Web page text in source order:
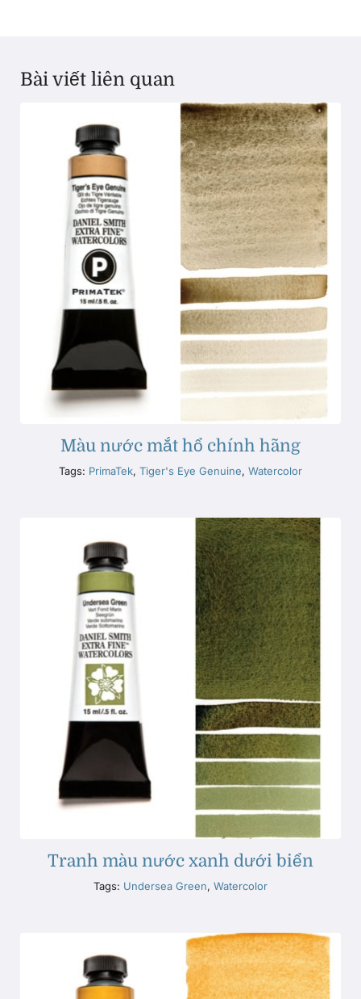
Bài viết liên quan
Màu nước mắt hổ chính hãng
Tags: PrimaTek, Tiger's Eye Genuine, Watercolor
Tranh màu nước xanh dưới biển
Tags: Undersea Green, Watercolor